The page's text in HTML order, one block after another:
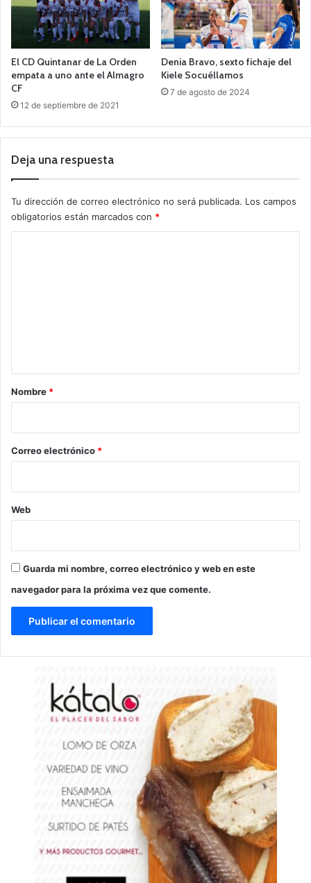
El CD Quintanar de La Orden
empata a uno ante el Almagro
CF
12 de septiembre de 2021
Denia Bravo, sexto fichaje del
Kiele Socuéllamos
7 de agosto de 2024
Deja una respuesta
Tu dirección de correo electrónico no será publicada. Los campos
obligatorios están marcados con *
r
*
Nombre *
Correo electrónico *
Web
Guarda mi nombre, correo electrónico y web en este
navegador para la próxima vez que comente.